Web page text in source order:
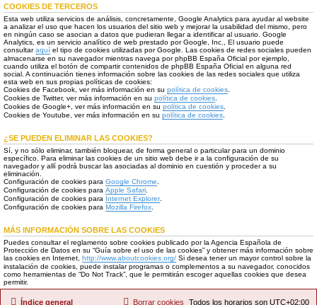
COOKIES DE TERCEROS
Esta web utiliza servicios de análisis, concretamente, Google Analytics para ayudar al website
a analizar el uso que hacen los usuarios del sitio web y mejorar la usabilidad del mismo, pero
en ningún caso se asocian a datos que pudieran llegar a identificar al usuario. Google
Analytics, es un servicio analítico de web prestado por Google, Inc., El usuario puede
consultaraquí el tipo de cookies utilizadas por Google. Las cookies de redes sociales pueden
almacenarse en su navegador mientras navega por phpBB España Oficial por ejemplo,
cuando utiliza el botón de compartir contenidos de phpBB España Oficial en alguna red
social. A continuación tienes información sobre las cookies de las redes sociales que utiliza
esta web en sus propias políticas de cookies:
Cookies de Facebook, ver más información en su política de cookies
Cookies de Twitter, ver más información en su política de cookies
Cookies de Google+, ver más información en su política de cookies
Cookies de Youtube, ver más información en su política de cookies
¿SE PUEDEN ELIMINAR LAS COOKIES?
Sí, y no sólo eliminar, también bloquear, de forma general o particular para un dominio
específico. Para eliminar las cookies de un sitio web debe ir a la configuración de su
navegador y allí podrá buscar las asociadas al dominio en cuestión y proceder a su
eliminación.
Configuración de cookies para Google Chrome
Configuración de cookies para Apple Safari
Configuración de cookies para Internet Explorer.
Configuración de cookies para Mozilla Firefox
MÁS INFORMACIÓN SOBRE LAS COOKIES
Puedes consultar el reglamento sobre cookies publicado por la Agencia Española de
Protección de Datos en su “Guía sobre el uso de las cookies” y obtener más información sobre
las cookies en Internet, http://www.aboutcookies.org/ Si desea tener un mayor control sobre la
instalación de cookies, puede instalar programas o complementos a su navegador, conocidos
como herramientas de “Do Not Track”, que le permitirán escoger aquellas cookies que desea
permitir.
Índice general Todos los horarios son UTC+02:00
Borrar cookies